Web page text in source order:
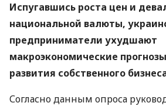
Испугавшись роста цен и
национальной валюты,
предприниматели ухудшают
макроэкономические
развития собственного
Согласно данным опроса